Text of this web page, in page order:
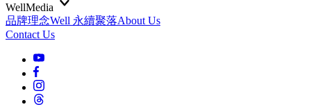
WellMedia
品牌理念Well 永續聚落About Us
Contact Us